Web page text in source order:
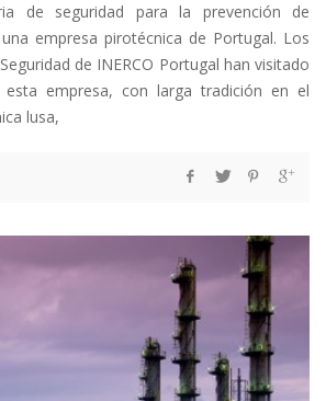
de seguridad para la prevención de
empresa pirotécnica de Portugal. Los
de INERCO Portugal han visitado
esta empresa, con larga tradición en el
lusa,